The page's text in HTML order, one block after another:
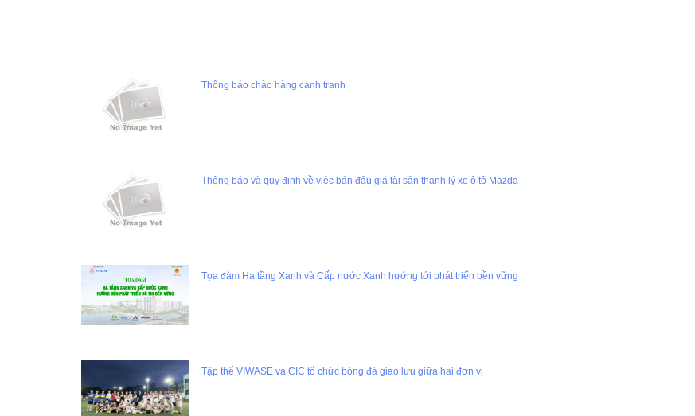
Thông báo chào hàng cạnh tranh
Thông báo và quy định về việc bán đấu giá tài sản thanh lý xe ô tô Mazda
Tọa đàm Hạ tầng Xanh và Cấp nước Xanh hướng tới phát triển bền vững
Tập thể VIWASE và CIC tổ chức bóng đá giao lưu giữa hai đơn vị